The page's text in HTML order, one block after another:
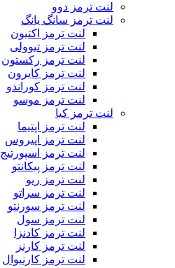
لنت ترمز دوو
لنت ترمز سانگ یانگ
لنت ترمز اکتیون
لنت ترمز تیوولی
لنت ترمز رکستون
لنت ترمز کایرون
لنت ترمز کوراندو
لنت ترمز موسو
لنت ترمز کیا
لنت ترمز اپتیما
لنت ترمز اپیروس
لنت ترمز اسپورتیج
لنت ترمز پیکانتو
لنت ترمز ریو
لنت ترمز سراتو
لنت ترمز سورنتو
لنت ترمز سول
لنت ترمز کادنزا
لنت ترمز کارنز
لنت ترمز کارنیوال